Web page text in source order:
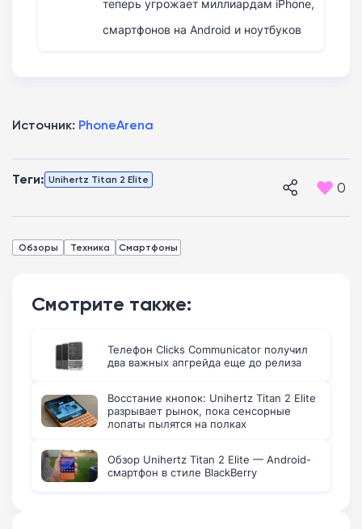
теперь угрожает миллиардам iPhone,
смартфонов на Android и ноутбуков
Источник: PhoneArena
Теги: Unihertz Titan 2 Elite 0
Обзоры Техника Смартфоны
Смотрите также:
Телефон Clicks Communicator получил
два важных апгрейда еще до релиза
Восстание кнопок: Unihertz Titan 2 Elite
разрывает рынок, пока сенсорные
лопаты пылятся на полках
Обзор Unihertz Titan 2 Elite — Android-
смартфон в стиле BlackBerry